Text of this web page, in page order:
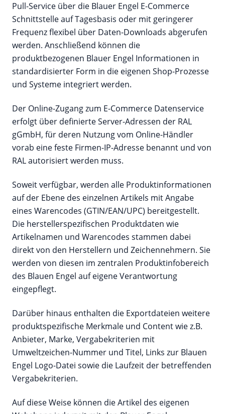
Pull-Service über die Blauer Engel E-Commerce
Schnittstelle auf Tagesbasis oder mit geringerer
Frequenz flexibel über Daten-Downloads abgerufen
werden. Anschließend können die
produktbezogenen Blauer Engel Informationen in
standardisierter Form in die eigenen Shop-Prozesse
und Systeme integriert werden.
Der Online-Zugang zum E-Commerce Datenservice
erfolgt über definierte Server-Adressen der RAL
gGmbH, für deren Nutzung vom Online-Händler
vorab eine feste Firmen-IP-Adresse benannt und von
RAL autorisiert werden muss.
Soweit verfügbar, werden alle Produktinformationen
auf der Ebene des einzelnen Artikels mit Angabe
eines Warencodes (GTIN/EAN/UPC) bereitgestellt.
Die herstellerspezifischen Produktdaten wie
Artikelnamen und Warencodes stammen dabei
direkt von den Herstellern und Zeichennehmern. Sie
werden von diesen im zentralen Produktinfobereich
des Blauen Engel auf eigene Verantwortung
eingepflegt.
Darüber hinaus enthalten die Exportdateien weitere
produktspezifische Merkmale und Content wie z.B.
Anbieter, Marke, Vergabekriterien mit
Umweltzeichen-Nummer und Titel, Links zur Blauen
Engel Logo-Datei sowie die Laufzeit der betreffenden
Vergabekriterien.
Auf diese Weise können die Artikel des eigenen